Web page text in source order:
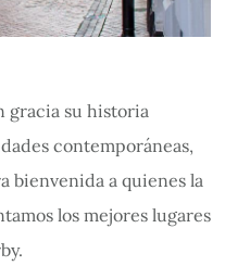
gracia su historia
contemporáneas,
bienvenida a quienes la
los mejores lugares